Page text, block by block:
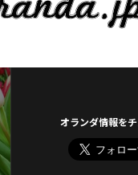
オランダ情報をチ